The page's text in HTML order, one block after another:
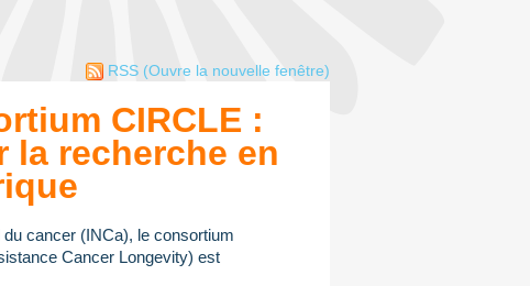
RSS (Ouvre la nouvelle fenêtre)
CIRCLE :
la recherche en
cancer (INCa), le consortium
Cancer Longevity) est